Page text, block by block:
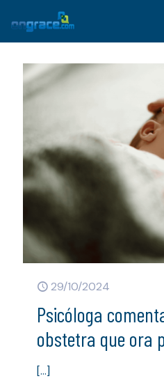
29/10/2024
Psicóloga
obstetra que ora
[…]